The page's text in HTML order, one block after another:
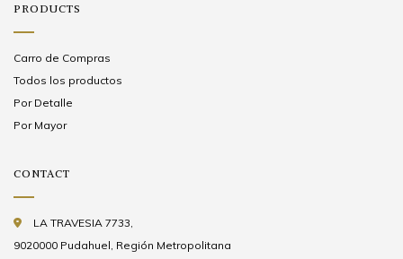
PRODUCTS
Carro de Compras
Todos los productos
Por Detalle
Por Mayor
CONTACT
LA TRAVESIA 7733,
9020000 Pudahuel, Región Metropolitana